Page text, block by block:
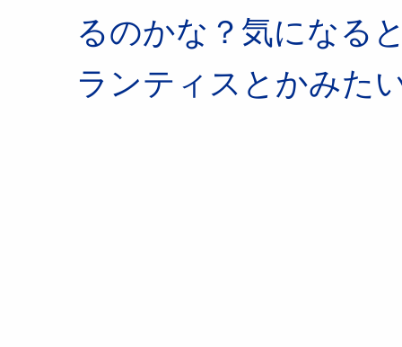
るのかな？気になる
ランティスとかみた